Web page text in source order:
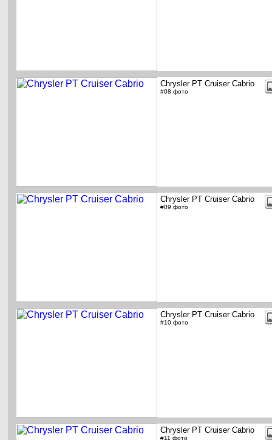
Chrysler PT Cruiser Cabrio
#08 фото
Chrysler PT Cruiser Cabrio
#09 фото
Chrysler PT Cruiser Cabrio
#10 фото
Chrysler PT Cruiser Cabrio
#11 фото